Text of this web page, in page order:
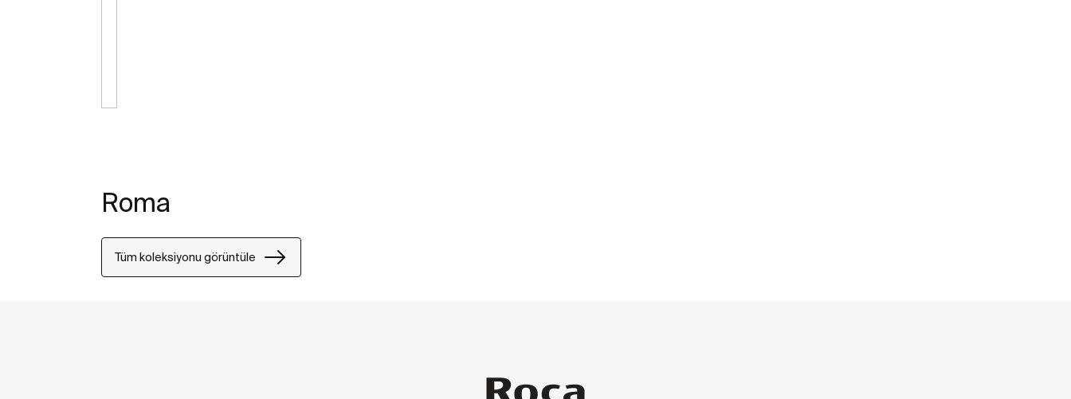
Roma
Tüm koleksiyonu görüntüle